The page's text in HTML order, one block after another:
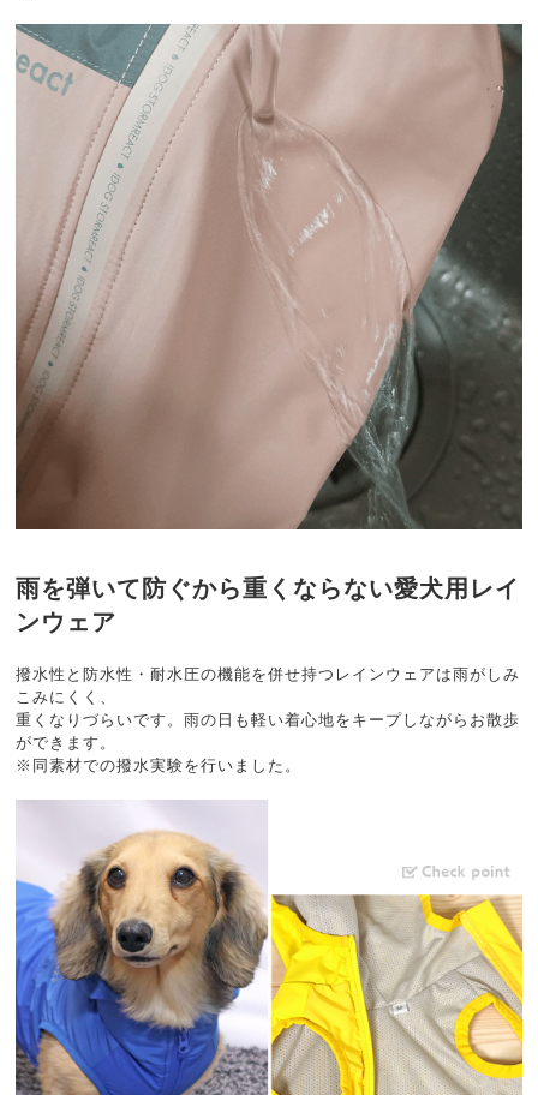
雨を弾いて防ぐから重くならない愛犬用レイ
ンウェア
撥水性と防水性・耐水圧の機能を併せ持つレインウェアは雨がしみ
こみにくく、
重くなりづらいです。雨の日も軽い着心地をキープしながらお散歩
ができます。
※同素材での撥水実験を行いました。